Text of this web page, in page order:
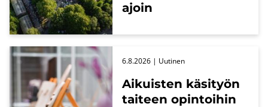
ajoin
Ai­kuis­ten kä­si­työn
tai­teen opin­toi­hin
6.8.2026 | Uu­ti­nen